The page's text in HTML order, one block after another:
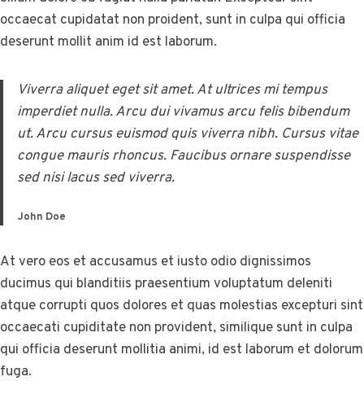
occaecat cupidatat non proident, sunt in culpa qui officia
deserunt mollit anim id est laborum.
Viverra aliquet eget sit amet. At ultrices mi tempus
imperdiet nulla. Arcu dui vivamus arcu felis bibendum
ut. Arcu cursus euismod quis viverra nibh. Cursus vitae
congue mauris rhoncus. Faucibus ornare suspendisse
sed nisi lacus sed viverra.
John Doe
At vero eos et accusamus et iusto odio dignissimos
ducimus qui blanditiis praesentium voluptatum deleniti
atque corrupti quos dolores et quas molestias excepturi sint
occaecati cupiditate non provident, similique sunt in culpa
qui officia deserunt mollitia animi, id est laborum et dolorum
fuga.